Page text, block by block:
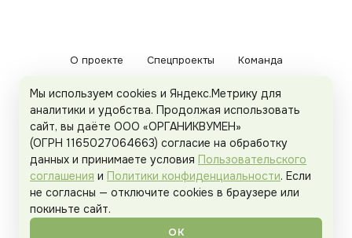
О проекте Спецпроекты Команда
Рекламодателям Политика конфиденциальности
Пользовательское соглашение
Organicwoman.ru . Все права защищены.
Мы используем cookies и Яндекс.Метрику для
аналитики и удобства. Продолжая использовать
сайт, вы даёте ООО «ОРГАНИКВУМЕН»
(ОГРН 1165027064663) согласие на обработку
данных и принимаете условия Пользовательского
соглашения и Политики конфиденциальности. Если
не согласны — отключите cookies в браузере или
покиньте сайт.
ОК